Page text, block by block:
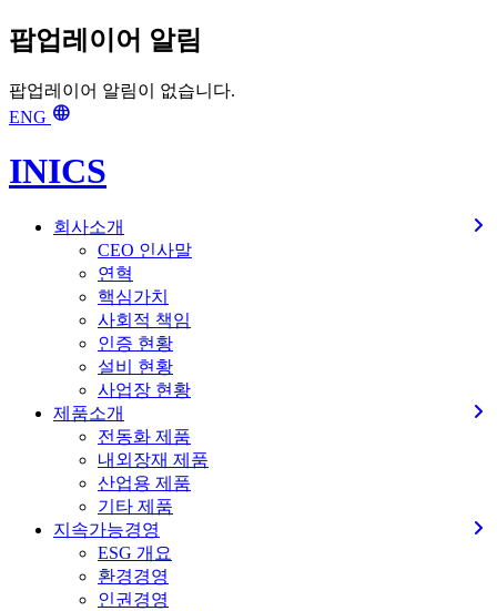
팝업레이어 알림
팝업레이어 알림이 없습니다.
ENG language
INICS
회사소개
CEO 인사말
연혁
핵심가치
사회적 책임
인증 현황
설비 현황
사업장 현황
제품소개
전동화 제품
내외장재 제품
산업용 제품
기타 제품
지속가능경영
ESG 개요
환경경영
인권경영